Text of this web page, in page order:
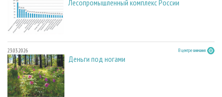
Лесопромышленный комплекс России
23.03.2026 В центре внимания
Деньги под ногами